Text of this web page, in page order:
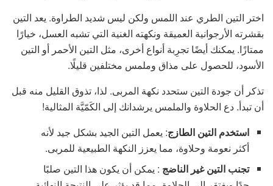
اختر التين الطري عند اللمس ولكن ليس شديد الطراوة. يعد التين
بقشرته الأرجوانية العميقة ونكهته الغنية التي تشبه العسل، خيارًا
ممتازًا. يمكنك أيضًا تجرِبة أنواع أخرى، مثل التين الأحمر أو التين
الأسود، للحصول على مذاق وملمس مختلفين قليلًا.
تذكر أن جودة التين ستحدد نكهة المربى. لذا، تذوق القليل منه قبل
أن تبدأ. دع الحلاوة والملمس يرشدانك إلى الكَمّيَّة المثالية!
استخدم التين الطازج: يعمل التين الجيد بشكل جيد لأنه
أكثر نعومة وحلاوة، مما يعزز النكهة الطبيعية للمربى.
تجنب التين غير الناضج : يمكن أن يكون هذا التين صلبًا